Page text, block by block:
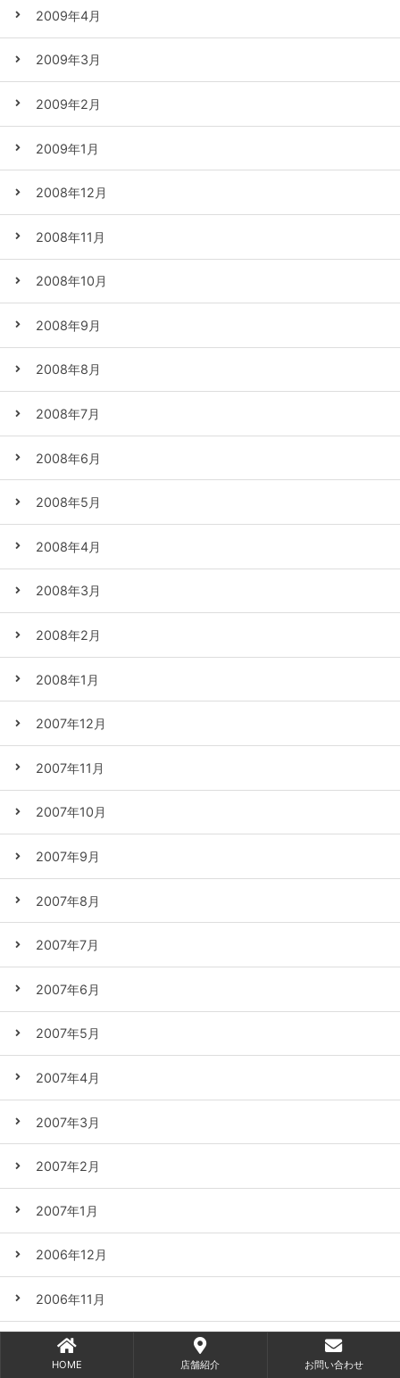
2009年4月
2009年3月
2009年2月
2009年1月
2008年12月
2008年11月
2008年10月
2008年9月
2008年8月
2008年7月
2008年6月
2008年5月
2008年4月
2008年3月
2008年2月
2008年1月
2007年12月
2007年11月
2007年10月
2007年9月
2007年8月
2007年7月
2007年6月
2007年5月
2007年4月
2007年3月
2007年2月
2007年1月
2006年12月
2006年11月
2006年10月
HOME 店舗紹介 お問い合わせ